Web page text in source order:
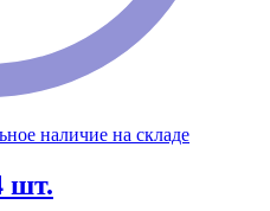
наличие на складе
шт.